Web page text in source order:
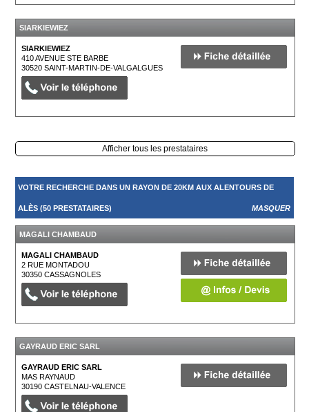
SIARKIEWIEZ
SIARKIEWIEZ
410 AVENUE STE BARBE
30520SAINT-MARTIN-DE-VALGALGUES
Afficher tous les prestataires
VOTRE RECHERCHE DANS UN RAYON DE 20KM AUX ALENTOURS DE
ALÈS (50 PRESTATAIRES) MASQUER
MAGALI CHAMBAUD
MAGALI CHAMBAUD
2 RUE MONTADOU
30350CASSAGNOLES
GAYRAUD ERIC SARL
GAYRAUD ERIC SARL
MAS RAYNAUD
30190CASTELNAU-VALENCE